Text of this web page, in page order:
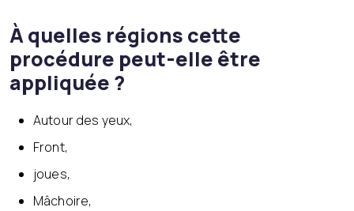
À quelles régions cette
procédure peut-elle être
appliquée ?
Autour des yeux,
Front,
joues,
Mâchoire,